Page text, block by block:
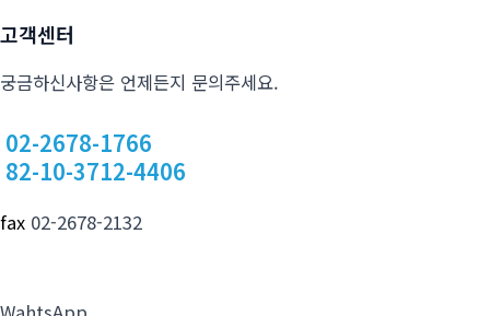
고객센터
궁금하신사항은 언제든지 문의주세요.
02-2678-1766
82-10-3712-4406
fax 02-2678-2132